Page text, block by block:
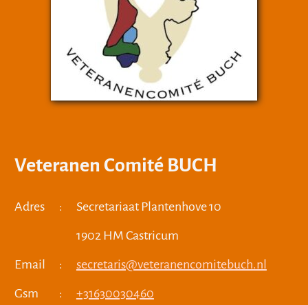
Veteranen Comité BUCH
Adres : Secretariaat Plantenhove 10
1902 HM Castricum
Email : secretaris@veteranencomitebuch.nl
Gsm : +31630030460